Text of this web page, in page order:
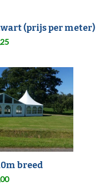
(prijs per meter)
breed